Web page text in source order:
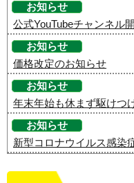
お知らせ
公式YouTubeチャンネル
お知らせ
価格改定のお知らせ
お知らせ
年末年始も休まず駆けつ
お知らせ
新型コロナウイルス感染